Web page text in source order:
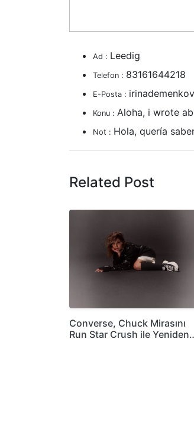
Ad : Leedig
Telefon : 83161644218
E-Posta :
Konu : Aloha, i wrote
Not : Hola, quería
Related Post
Converse, Chuck Mirasını
Run Star Crush ile